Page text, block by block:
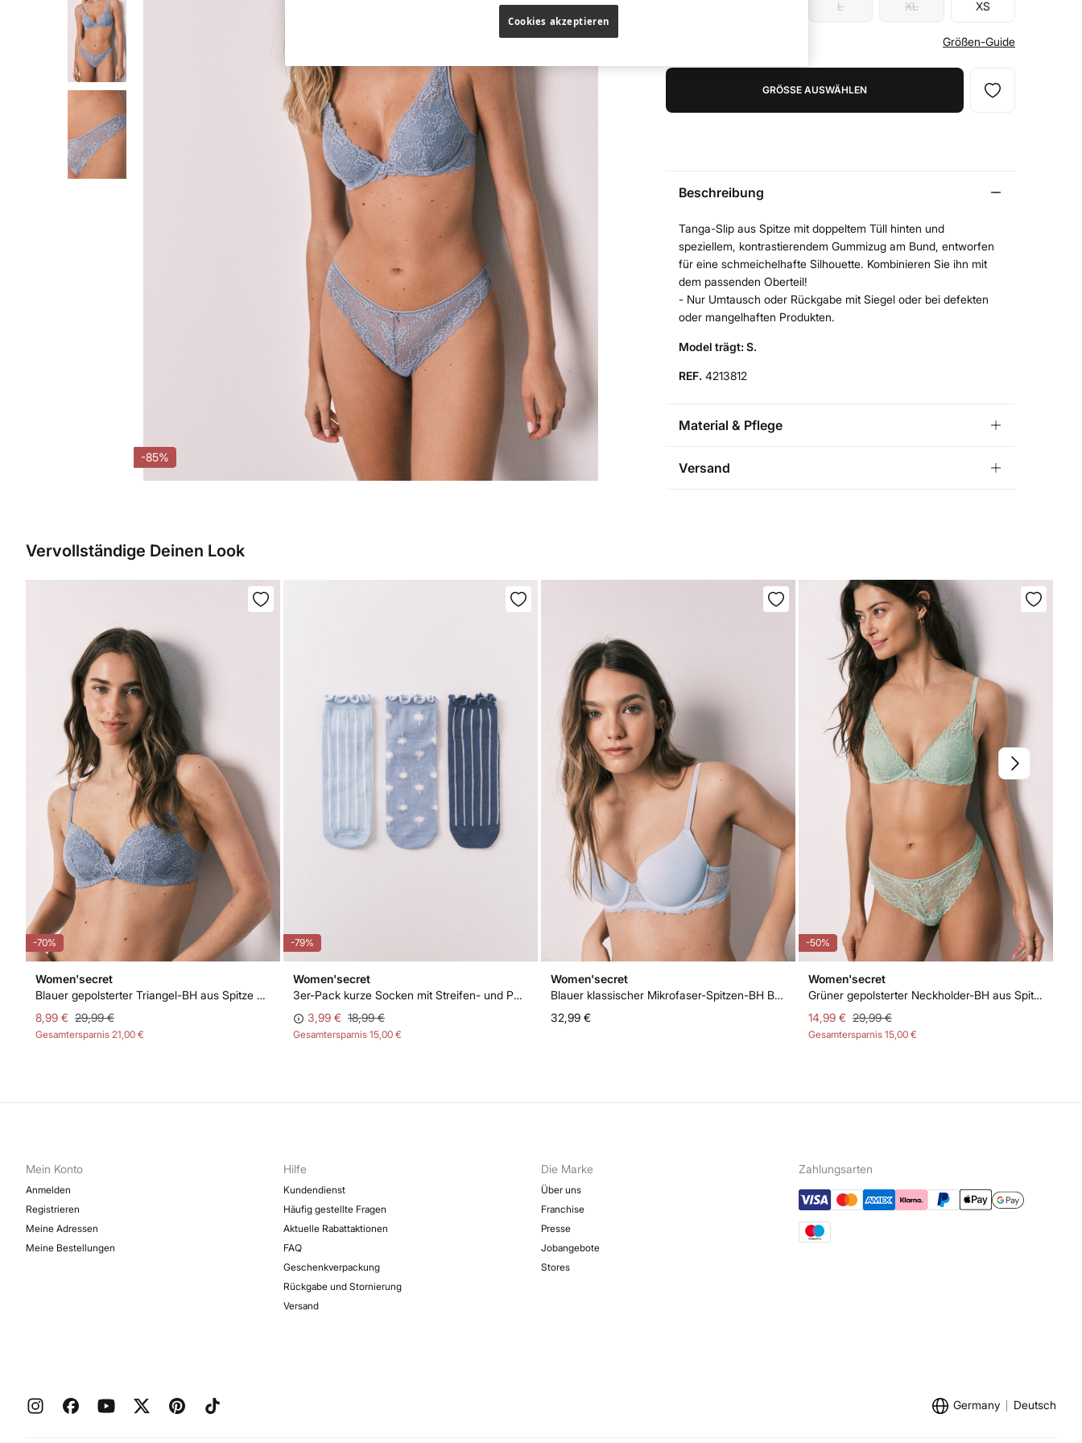
-85%
L XL XS
Größen-Guide
GRÖSSE AUSWÄHLEN
Beschreibung
Tanga-Slip aus Spitze mit doppeltem Tüll hinten und
speziellem, kontrastierendem Gummizug am Bund, entworfen
für eine schmeichelhafte Silhouette. Kombinieren Sie ihn mit
dem passenden Oberteil!
- Nur Umtausch oder Rückgabe mit Siegel oder bei defekten
oder mangelhaften Produkten.
Model trägt: S.
REF. 4213812
Material & Pflege
Material
Nass aufhängen
Versand
Vervollständige Deinen Look
-70%
Women'secret
Blauer gepolsterter Triangel-BH aus Spitze CHARMING
8,99 € 29,99 €
Gesamtersparnis 21,00 €
-79%
Women'secret
3er-Pack kurze Socken mit Streifen- und Palmenmuster
3,99 € 18,99 €
Gesamtersparnis 15,00 €
Women'secret
Blauer klassischer Mikrofaser-Spitzen-BH BEAUTIFUL
32,99 €
-50%
Women'secret
Grüner gepolsterter Neckholder-BH aus Spitze INTUITIVE
14,99 € 29,99 €
Gesamtersparnis 15,00 €
Mein Konto
Anmelden
Registrieren
Meine Adressen
Meine Bestellungen
Hilfe
Kundendienst
Häufig gestellte Fragen
Aktuelle Rabattaktionen
FAQ
Geschenkverpackung
Rückgabe und Stornierung
Versand
Die Marke
Über uns
Franchise
Presse
Jobangebote
Stores
Zahlungsarten
Germany Deutsch
Cookies akzeptieren